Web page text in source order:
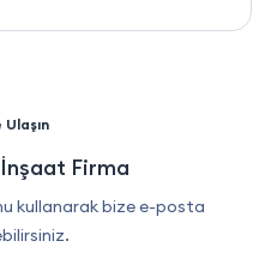
Ulaşın
Firma
kullanarak bize e-posta